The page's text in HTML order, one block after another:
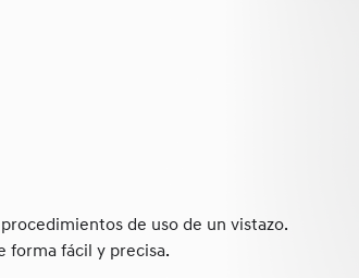
de uso de un vistazo.
forma fácil y precisa.